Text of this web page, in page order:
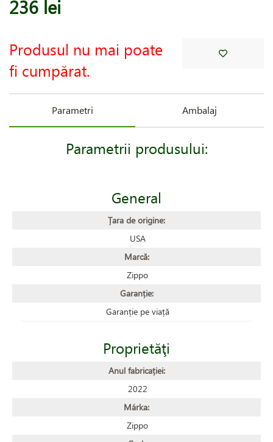
236 lei
Produsul nu mai poate
fi cumpărat.
Parametri Ambalaj
Parametrii produsului:
General
Țara de origine:
USA
Marcă:
Zippo
Garanție:
Garanție pe viață
Proprietăţi
Anul fabricației:
2022
Márka:
Zippo